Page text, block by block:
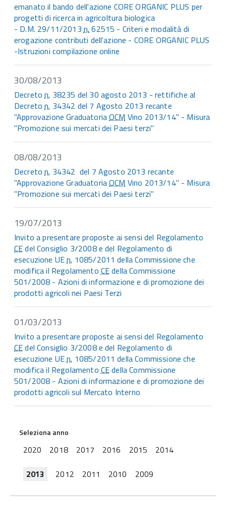
emanato il bando dell'azione CORE ORGANIC PLUS per
progetti di ricerca in agricoltura biologica
- D.M. 29/11/2013n.62515 - Criteri e modalità di
erogazione contributi dell'azione - CORE ORGANIC PLUS
-Istruzioni compilazione online
30/08/2013
Decreton. 38235 del 30 agosto 2013 - rettifiche al
Decreton. 34342 del 7 Agosto 2013 recante
"Approvazione GraduatoriaOCM Vino 2013/14" - Misura
"Promozione sui mercati dei Paesi terzi"
08/08/2013
Decreton. 34342 del 7 Agosto 2013 recante
"Approvazione GraduatoriaOCM Vino 2013/14" - Misura
"Promozione sui mercati dei Paesi terzi"
19/07/2013
Invito a presentare proposte ai sensi del Regolamento
CEdel Consiglio 3/2008 e del Regolamento di
esecuzione UEn. 1085/2011 della Commissione che
modifica il RegolamentoCEdella Commissione
501/2008 - Azioni di informazione e di promozione dei
prodotti agricoli nei Paesi Terzi
01/03/2013
Invito a presentare proposte ai sensi del Regolamento
CEdel Consiglio 3/2008 e del Regolamento di
esecuzione UEn. 1085/2011 della Commissione che
modifica il RegolamentoCEdella Commissione
501/2008 - Azioni di informazione e di promozione dei
prodotti agricoli sul Mercato Interno
Seleziona anno
2020 2018 2017 2016 2015
2014
2013
2012 2011 2010 2009